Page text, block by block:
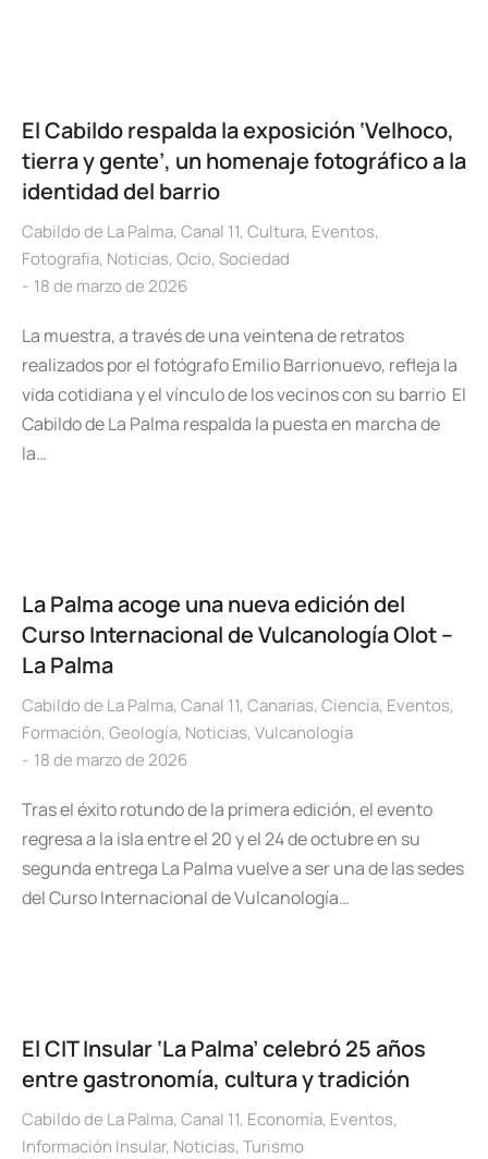
El Cabildo respalda la exposición ‘Velhoco,
tierra y gente’, un homenaje fotográfico a la
identidad del barrio
Cabildo de La Palma, Canal 11, Cultura, Eventos,
Fotografía, Noticias, Ocio, Sociedad
18 de marzo de 2026
La muestra, a través de una veintena de retratos
realizados por el fotógrafo Emilio Barrionuevo, refleja la
vida cotidiana y el vínculo de los vecinos con su barrio El
Cabildo de La Palma respalda la puesta en marcha de
la…
La Palma acoge una nueva edición del
Curso Internacional de Vulcanología Olot –
La Palma
Cabildo de La Palma, Canal 11, Canarias, Ciencia, Eventos,
Formación, Geología, Noticias, Vulcanología
18 de marzo de 2026
Tras el éxito rotundo de la primera edición, el evento
regresa a la isla entre el 20 y el 24 de octubre en su
segunda entrega La Palma vuelve a ser una de las sedes
del Curso Internacional de Vulcanología…
El CIT Insular ‘La Palma’ celebró 25 años
entre gastronomía, cultura y tradición
Cabildo de La Palma, Canal 11, Economía, Eventos,
Información Insular, Noticias, Turismo